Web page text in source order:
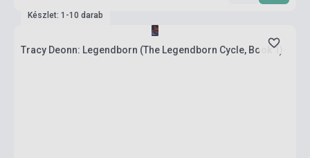
Készlet: 1-10 darab
Tracy Deonn: Legendborn (The Legendborn Cycle, Book 1)